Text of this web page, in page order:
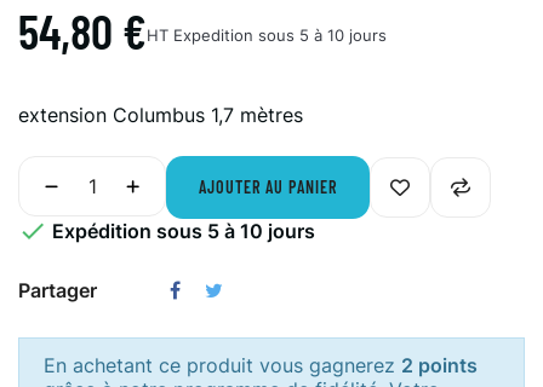
54,80 €HT Expedition sous 5 à 10 jours
extension Columbus 1,7 mètres
AJOUTER AU PANIER
 Expédition sous 5 à 10 jours
Partager
En achetant ce produit vous gagnerez 2 points